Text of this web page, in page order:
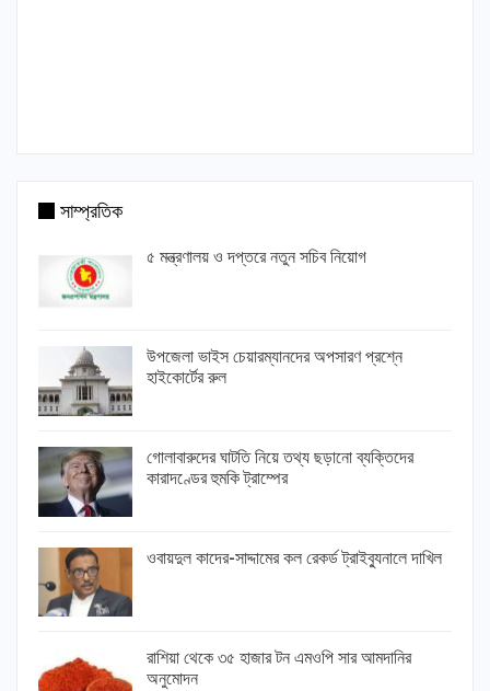
সাম্প্রতিক
৫ মন্ত্রণালয় ও দপ্তরে নতুন সচিব নিয়োগ
উপজেলা ভাইস চেয়ারম্যানদের অপসারণ প্রশ্নে
হাইকোর্টের রুল
গোলাবারুদের ঘাটতি নিয়ে তথ্য ছড়ানো ব্যক্তিদের
কারাদণ্ডের হুমকি ট্রাম্পের
ওবায়দুল কাদের-সাদ্দামের কল রেকর্ড ট্রাইব্যুনালে দাখিল
রাশিয়া থেকে ৩৫ হাজার টন এমওপি সার আমদানির
অনুমোদন